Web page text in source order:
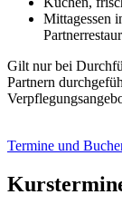
Mittagessen
Gilt nur bei
Partnern
Termine und